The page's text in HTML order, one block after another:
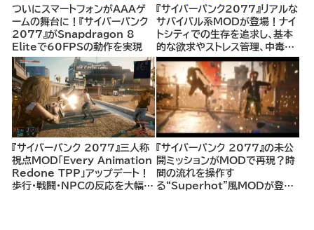
ついにスマートフォンがAAAゲ
ームの舞台に！『サイバーパンク
2077』がSnapdragon 8
Eliteで60FPSの動作を実現
『サイバーパンク2077』リアルな
サバイバル系MODが登場！ナイ
トシティでの生存を追求し、基本
的な欲求やストレス管理、中毒、
負傷などの健康システムを新た
に追加
『サイバーパンク 2077』三人称
視点MOD「Every Animation
Redone TPP」アップデート！
歩行・戦闘・NPCの反応を大幅改
『サイバーパンク 2077』の未公
開ミッションがMODで再現？時
間の流れを操作す
る“Superhot”風MODが登場